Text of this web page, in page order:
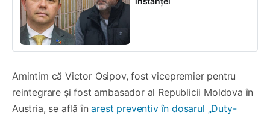
Amintim că Victor Osipov, fost vicepremier pentru
reintegrare și fost ambasador al Republicii Moldova în
Austria, se află înarest preventiv în dosarul „Duty-